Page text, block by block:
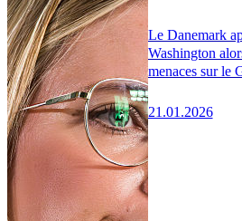
Le Danemark
Washington
menaces sur le
21.01.2026